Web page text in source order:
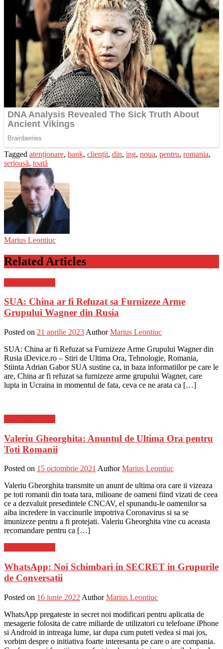
Tagged atenționare, bank, clienții, din, ing, noua, pentru, romania,
serioasă, toată
Marius Leontiuc
Related Articles
SUA: China ar fi Refuzat sa Furnizeze Arme
Grupului Wagner din Rusia
Posted on 21 aprilie 2023 Author Marius Leontiuc
SUA: China ar fi Refuzat sa Furnizeze Arme Grupului Wagner din
Rusia iDevice.ro – Stiri de Ultima Ora, Tehnologie, Romania,
Stiinta Adrian Gabor SUA sustine ca, in baza informatiilor pe care le
are, China ar fi refuzat sa furnizeze arme grupului Wagner, care
lupta in Ucraina in momentul de fata, ceva ce ne arata ca […]
Valeriu Gheorghita: Anuntul de Ultima Ora pentru
Toti Romanii
Posted on 15 octombrie 2021 Author Marius Leontiuc
Valeriu Gheorghita transmite un anunt de ultima ora care ii vizeaza
pe toti romanii din toata tara, milioane de oameni fiind vizati de ceea
ce a dezvaluit presedintele CNCAV, el spunandu-le oamenilor sa
aiba incredere in vaccinurile impotriva Coronavirus si sa se
imunizeze pentru a fi protejati. Valeriu Gheorghita vine cu aceasta
recomandare pentru ca […]
WhatsApp: Noi Schimbari in SECRET in Grupurile
de Conversatii
Posted on 16 iunie 2022 Author Marius Leontiuc
WhatsApp pregateste in secret noi modificari pentru aplicatia de
mesagerie folosita de catre miliarde de utilizatori cu telefoane iPhone
si Android in intreaga lume, iar dupa cum puteti vedea si mai jos,
vorbim despre o initiativa foarte interesanta pe care o are compania.